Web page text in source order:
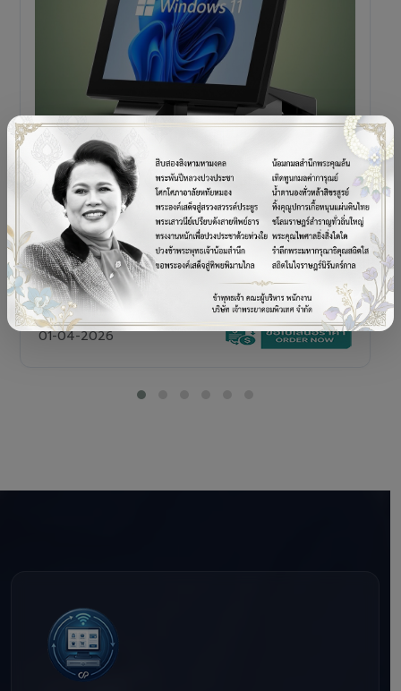
POS TERMINAL
SENOR V+5s
เครื่อง POS All-in-One Touch Screen ดีไซน์พรีเมียม
01-04-2026